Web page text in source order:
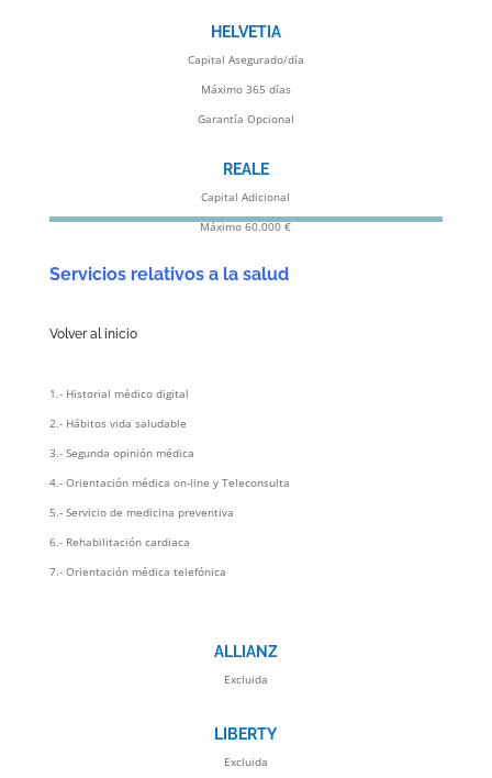
HELVETIA
Capital Asegurado/día
Máximo 365 días
Garantía Opcional
REALE
Capital Adicional
Máximo 60.000 €
Servicios relativos a la salud
Volver al inicio
1.- Historial médico digital
2.- Hábitos vida saludable
3.- Segunda opinión médica
4.- Orientación médica on-line y Teleconsulta
5.- Servicio de medicina preventiva
6.- Rehabilitación cardiaca
7.- Orientación médica telefónica
ALLIANZ
Excluida
LIBERTY
Excluida